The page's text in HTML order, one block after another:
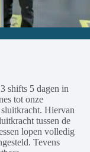
shifts 5 dagen in
tot onze
Hiervan
tussen de
lopen volledig
Tevens